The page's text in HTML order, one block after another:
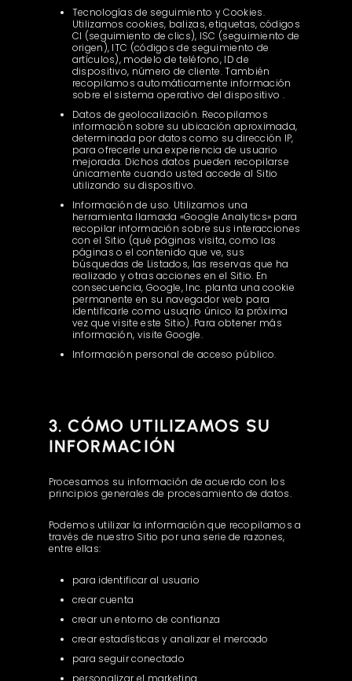
Tecnologías de seguimiento y Cookies.
Utilizamos cookies, balizas, etiquetas, códigos
CI (seguimiento de clics), ISC (seguimiento de
origen), ITC (códigos de seguimiento de
artículos), modelo de teléfono, ID de
dispositivo, número de cliente. También
recopilamos automáticamente información
sobre el sistema operativo del dispositivo .
Datos de geolocalización. Recopilamos
información sobre su ubicación aproximada,
determinada por datos como su dirección IP,
para ofrecerle una experiencia de usuario
mejorada. Dichos datos pueden recopilarse
únicamente cuando usted accede al Sitio
utilizando su dispositivo.
Información de uso. Utilizamos una
herramienta llamada «Google Analytics» para
recopilar información sobre sus interacciones
con el Sitio (qué páginas visita, como las
páginas o el contenido que ve, sus
búsquedas de Listados, las reservas que ha
realizado y otras acciones en el Sitio. En
consecuencia, Google, Inc. planta una cookie
permanente en su navegador web para
identificarle como usuario único la próxima
vez que visite este Sitio). Para obtener más
información, visite Google.
Información personal de acceso público.
3. CÓMO UTILIZAMOS SU
INFORMACIÓN
Procesamos su información de acuerdo con los
principios generales de procesamiento de datos.
Podemos utilizar la información que recopilamos a
través de nuestro Sitio por una serie de razones,
entre ellas:
para identificar al usuario
crear cuenta
crear un entorno de confianza
crear estadísticas y analizar el mercado
para seguir conectado
personalizar el marketing